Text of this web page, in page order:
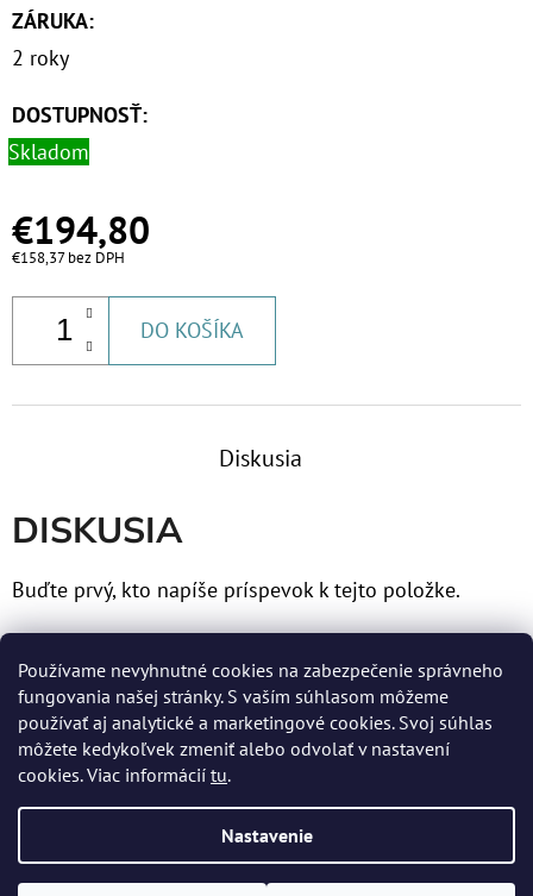
Používame nevyhnutné cookies na zabezpečenie správneho
fungovania našej stránky. S vaším súhlasom môžeme
používať aj analytické a marketingové cookies. Svoj súhlas
môžete kedykoľvek zmeniť alebo odvolať v nastavení
cookies. Viac informácií tu.
Nastavenie
ZÁRUKA:
2 roky
DOSTUPNOSŤ:
Skladom
€194,80
€158,37 bez DPH
DO KOŠÍKA
Diskusia
DISKUSIA
Buďte prvý, kto napíše príspevok k tejto položke.
Prosímprihláste saalebo sazaregistrujte.
Z
Á
Vytvoril Shoptet